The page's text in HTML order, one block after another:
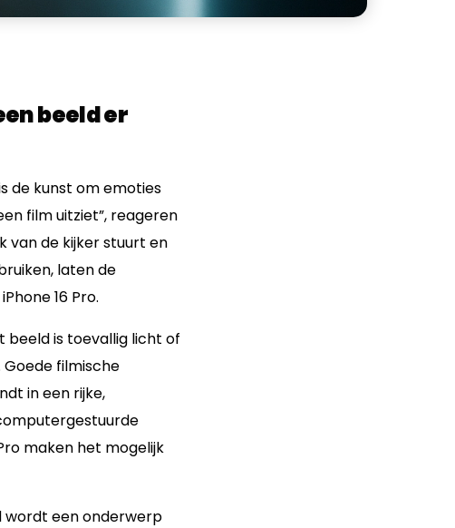
beeld er
de kunst om emoties
film uitziet”, reageren
van de kijker stuurt en
laten de
16 Pro.
beeld is toevallig licht of
filmische
in een rijke,
maken het mogelijk
wordt een onderwerp